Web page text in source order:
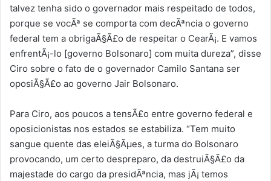
talvez tenha sido o governador mais respeitado de todos,
porque se vocÃª se comporta com decÃªncia o governo
federal tem a obrigaÃ§Ã£o de respeitar o CearÃ¡. E vamos
enfrentÃ¡-lo [governo Bolsonaro] com muita dureza”, disse
Ciro sobre o fato de o governador Camilo Santana ser
oposiÃ§Ã£o ao governo Jair Bolsonaro.
Para Ciro, aos poucos a tensÃ£o entre governo federal e
oposicionistas nos estados se estabiliza. “Tem muito
sangue quente das eleiÃ§Ãµes, a turma do Bolsonaro
provocando, um certo despreparo, da destruiÃ§Ã£o da
majestade do cargo da presidÃªncia, mas jÃ¡ temos